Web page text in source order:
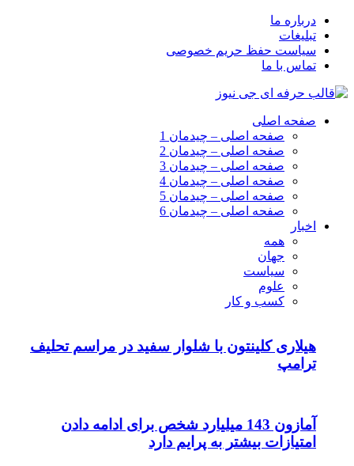
درباره ما
تبلیغات
سیاست حفظ حریم خصوصی
تماس با ما
صفحه اصلی
صفحه اصلی – چیدمان 1
صفحه اصلی – چیدمان 2
صفحه اصلی – چیدمان 3
صفحه اصلی – چیدمان 4
صفحه اصلی – چیدمان 5
صفحه اصلی – چیدمان 6
اخبار
همه
جهان
سیاست
علوم
کسب و کار
هیلاری کلینتون با شلوار سفید در مراسم تحلیف
ترامپ
آمازون 143 میلیارد شخص برای ادامه دادن
امتیازات بیشتر به پرایم دارد